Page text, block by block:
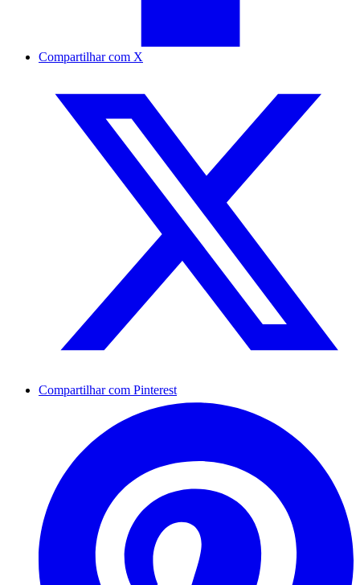
Compartilhar com X
Compartilhar com Pinterest